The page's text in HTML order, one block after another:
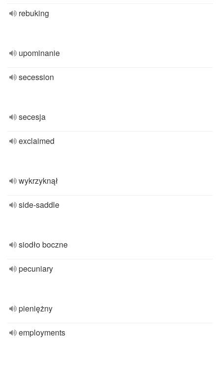
rebuking
upominanie
secession
secesja
exclaimed
wykrzyknął
side-saddle
siodło boczne
pecuniary
pieniężny
employments